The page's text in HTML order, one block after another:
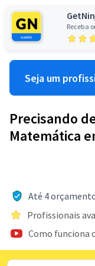
Receba
Seja um
Precisando
Matemática
Até 4
Profissionais
Como funciona